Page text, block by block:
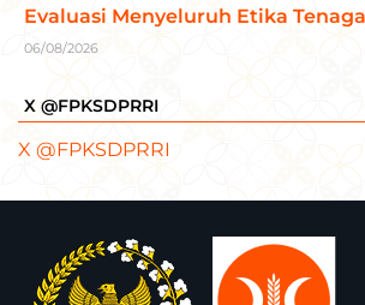
Evaluasi Menyeluruh Etika
06/08/2026
X @FPKSDPRRI
X @FPKSDPRRI